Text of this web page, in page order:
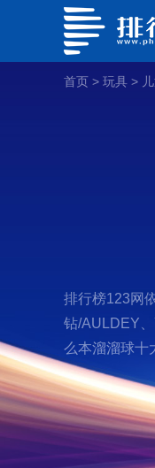
首页 > 玩具 >
排行榜123网
钻/AULDEY
么本溜溜球十